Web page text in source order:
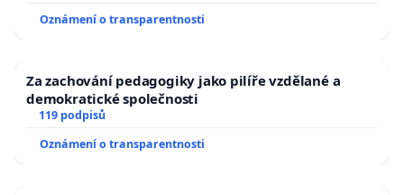
Oznámení o transparentnosti
Za zachování pedagogiky jako pilíře vzdělané a
demokratické společnosti
119 podpisů
Oznámení o transparentnosti